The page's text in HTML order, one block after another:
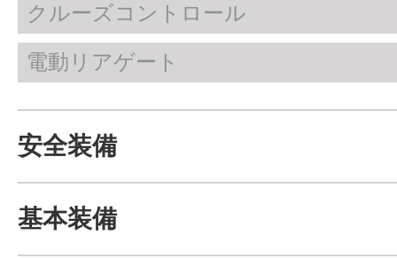
クルーズコントロール
電動リアゲート
安全装備
基本装備